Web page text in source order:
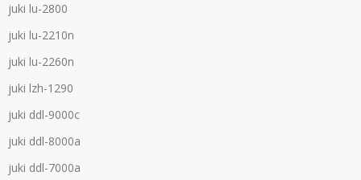
juki lu-2800
juki lu-2210n
juki lu-2260n
juki lzh-1290
juki ddl-9000c
juki ddl-8000a
juki ddl-7000a